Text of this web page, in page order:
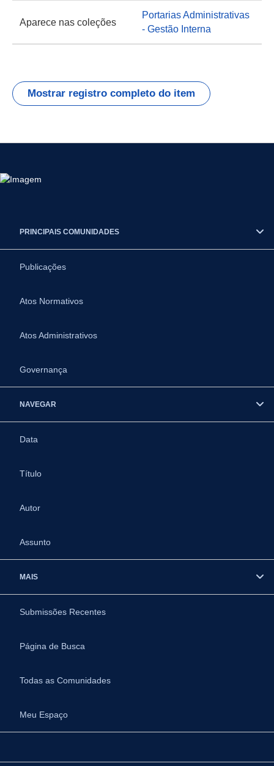
Aparece nas coleções
Portarias Administrativas
- Gestão Interna
Mostrar registro completo do item
PRINCIPAIS COMUNIDADES
Publicações
Atos Normativos
Atos Administrativos
Governança
NAVEGAR
Data
Título
Autor
Assunto
MAIS
Submissões Recentes
Página de Busca
Todas as Comunidades
Meu Espaço